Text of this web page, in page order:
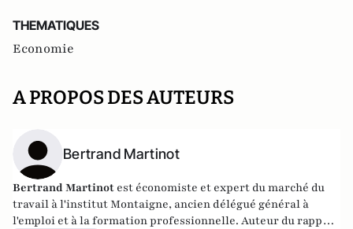
THEMATIQUES
Economie
A PROPOS DES AUTEURS
Bertrand Martinot
Bertrand Martinot est économiste et expert du marché du
travail à l'institut Montaigne, ancien délégué général à
l'emploi et à la formation professionnelle. Auteur du rapport